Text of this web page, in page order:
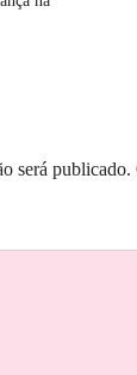
será publicado.